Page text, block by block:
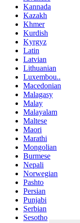
Kannada
Kazakh
Khmer
Kurdish
Kyrgyz
Latin
Latvian
Lithuanian
Luxembou..
Macedonian
Malagasy
Malay
Malayalam
Maltese
Maori
Marathi
Mongolian
Burmese
Nepali
Norwegian
Pashto
Persian
Punjabi
Serbian
Sesotho